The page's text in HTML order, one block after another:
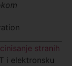
stranih
i elektronsku